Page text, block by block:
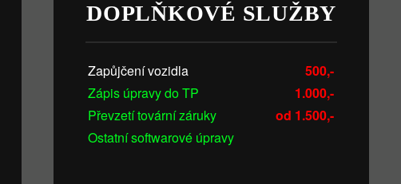
DOPLŇKOVÉ SLUŽBY
Zapůjčení vozidla
500,-
Zápis úpravy do TP
1.000,-
Převzetí tovární záruky
od 1.500,-
Ostatní softwarové úpravy